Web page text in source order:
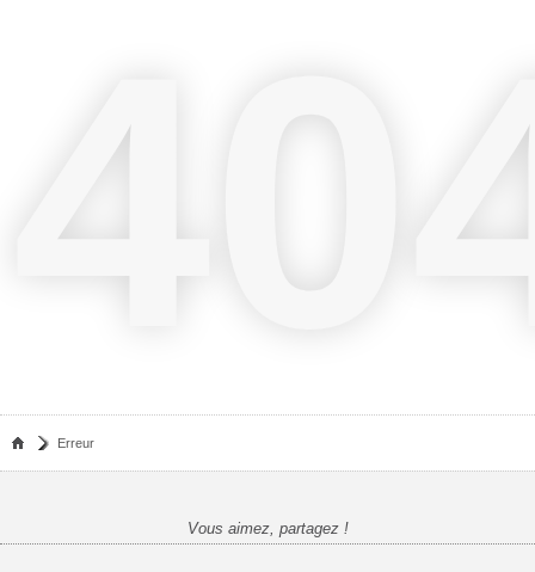
Erreur
Vous aimez, partagez !